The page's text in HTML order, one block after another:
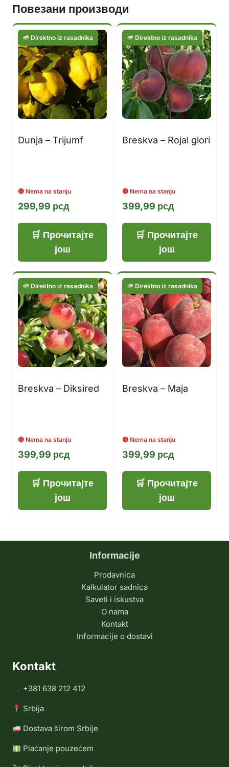
Повезани производи
Dunja – Trijumf
299,99 рсд
Прочитајте
још
Breskva – Rojal glori
399,99 рсд
Прочитајте
још
Breskva – Diksired
399,99 рсд
Прочитајте
још
Breskva – Maja
399,99 рсд
Прочитајте
још
Informacije
Prodavnica
Kalkulator sadnica
Saveti i iskustva
O nama
Kontakt
Informacije o dostavi
Kontakt
+381 638 212 412
Srbija
Dostava širom Srbije
Plaćanje pouzećem